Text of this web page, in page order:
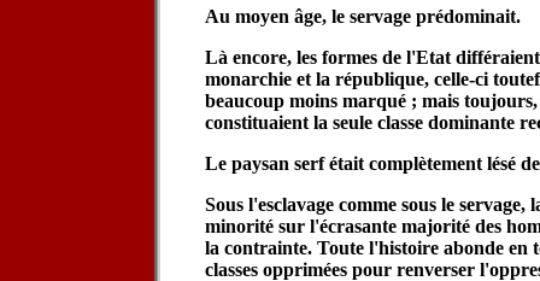
Au moyen âge, le servage prédominait.
Là encore, les formes de l'Etat
monarchie et la république, celle-ci
beaucoup moins marqué ; mais toujours,
constituaient la seule classe dominante
Le paysan serf était complètement lésé
Sous l'esclavage comme sous le
minorité sur l'écrasante majorité des
la contrainte. Toute l'histoire abonde en
classes opprimées pour renverser